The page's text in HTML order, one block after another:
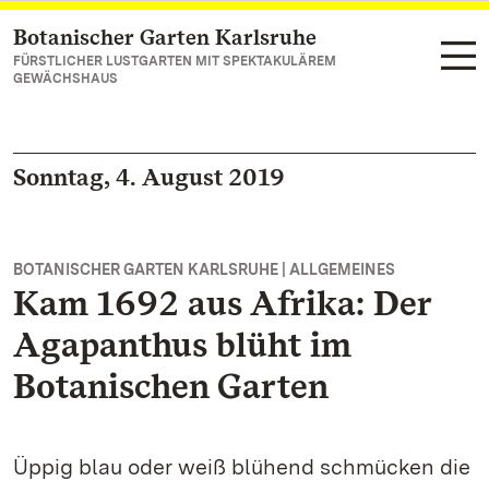
Zum Hauptinhalt springen
Botanischer Garten Karlsruhe
FÜRSTLICHER LUSTGARTEN MIT SPEKTAKULÄREM
GEWÄCHSHAUS
Sonntag, 4. August 2019
BOTANISCHER GARTEN KARLSRUHE | ALLGEMEINES
Kam 1692 aus Afrika: Der
Agapanthus blüht im
Botanischen Garten
Üppig blau oder weiß blühend schmücken die